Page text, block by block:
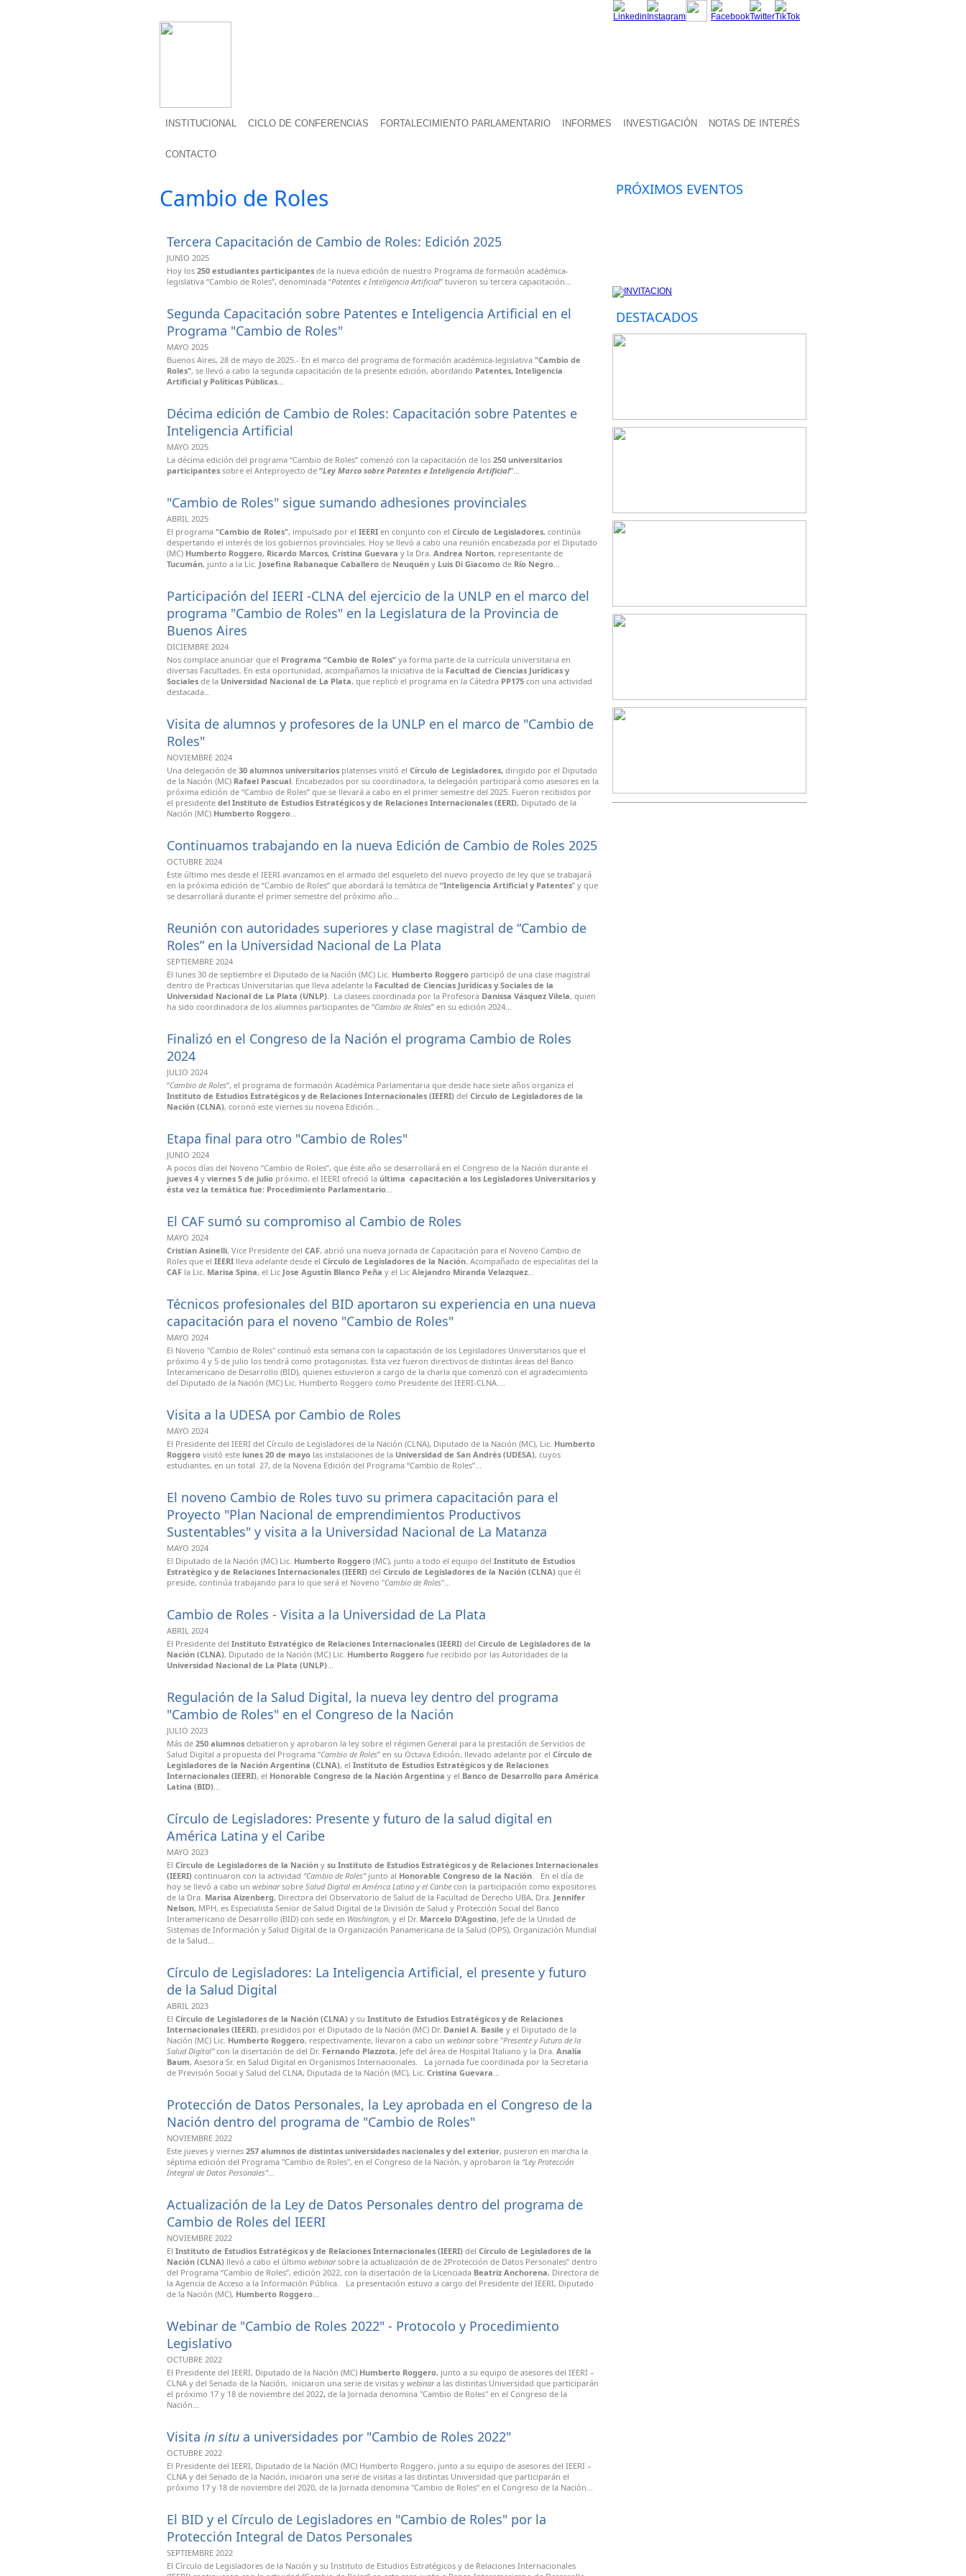
INSTITUCIONAL CICLO DE CONFERENCIAS FORTALECIMIENTO PARLAMENTARIO INFORMES INVESTIGACIÓN NOTAS DE INTERÉS
CONTACTO
Cambio de Roles
Tercera Capacitación de Cambio de Roles: Edición 2025
JUNIO 2025
Hoy los 250 estudiantes participantes de la nueva edición de nuestro Programa de formación académica-
legislativa “Cambio de Roles”, denominada “Patentes e Inteligencia Artificial” tuvieron su tercera capacitación...
Segunda Capacitación sobre Patentes e Inteligencia Artificial en el
Programa "Cambio de Roles"
MAYO 2025
Buenos Aires, 28 de mayo de 2025.- En el marco del programa de formación académica-legislativa "Cambio de
Roles", se llevó a cabo la segunda capacitación de la presente edición, abordando Patentes, Inteligencia
Artificial y Políticas Públicas...
Décima edición de Cambio de Roles: Capacitación sobre Patentes e
Inteligencia Artificial
MAYO 2025
La décima edición del programa “Cambio de Roles” comenzó con la capacitación de los 250 universitarios
participantes sobre el Anteproyecto de “Ley Marco sobre Patentes e Inteligencia Artificial”...
"Cambio de Roles" sigue sumando adhesiones provinciales
ABRIL 2025
El programa "Cambio de Roles", impulsado por el IEERI en conjunto con el Círculo de Legisladores, continúa
despertando el interés de los gobiernos provinciales. Hoy se llevó a cabo una reunión encabezada por el Diputado
(MC) Humberto Roggero, Ricardo Marcos, Cristina Guevara y la Dra. Andrea Norton, representante de
Tucumán, junto a la Lic. Josefina Rabanaque Caballero de Neuquén y Luis Di Giacomo de Río Negro...
Participación del IEERI -CLNA del ejercicio de la UNLP en el marco del
programa "Cambio de Roles" en la Legislatura de la Provincia de
Buenos Aires
DICIEMBRE 2024
Nos complace anunciar que el Programa “Cambio de Roles” ya forma parte de la currícula universitaria en
diversas Facultades. En esta oportunidad, acompañamos la iniciativa de la Facultad de Ciencias Jurídicas y
Sociales de la Universidad Nacional de La Plata, que replicó el programa en la Cátedra PP175 con una actividad
destacada...
Visita de alumnos y profesores de la UNLP en el marco de "Cambio de
Roles"
NOVIEMBRE 2024
Una delegación de 30 alumnos universitarios platenses visitó el Círculo de Legisladores, dirigido por el Diputado
de la Nación (MC) Rafael Pascual. Encabezados por su coordinadora, la delegación participará como asesores en la
próxima edición de “Cambio de Roles” que se llevará a cabo en el primer semestre del 2025. Fueron recibidos por
el presidente del Instituto de Estudios Estratégicos y de Relaciones Internacionales (EERI), Diputado de la
Nación (MC) Humberto Roggero...
Continuamos trabajando en la nueva Edición de Cambio de Roles 2025
OCTUBRE 2024
Este último mes desde el IEERI avanzamos en el armado del esqueleto del nuevo proyecto de ley que se trabajará
en la próxima edición de “Cambio de Roles” que abordará la temática de “Inteligencia Artificial y Patentes” y que
se desarrollará durante el primer semestre del próximo año...
Reunión con autoridades superiores y clase magistral de “Cambio de
Roles” en la Universidad Nacional de La Plata
SEPTIEMBRE 2024
El lunes 30 de septiembre el Diputado de la Nación (MC) Lic. Humberto Roggero participó de una clase magistral
dentro de Practicas Universitarias que lleva adelante la Facultad de Ciencias Jurídicas y Sociales de la
Universidad Nacional de La Plata (UNLP). La clasees coordinada por la Profesora Danissa Vásquez Vilela, quien
ha sido coordinadora de los alumnos participantes de “Cambio de Roles” en su edición 2024...
Finalizó en el Congreso de la Nación el programa Cambio de Roles
2024
JULIO 2024
“Cambio de Roles”, el programa de formación Académica Parlamentaria que desde hace siete años organiza el
Instituto de Estudios Estratégicos y de Relaciones Internacionales (IEERI) del Circulo de Legisladores de la
Nación (CLNA), coronó este viernes su novena Edición...
Etapa final para otro "Cambio de Roles"
JUNIO 2024
A pocos días del Noveno “Cambio de Roles”, que éste año se desarrollará en el Congreso de la Nación durante el
jueves 4 y viernes 5 de julio próximo, el IEERI ofreció la última capacitación a los Legisladores Universitarios y
ésta vez la temática fue: Procedimiento Parlamentario...
El CAF sumó su compromiso al Cambio de Roles
MAYO 2024
Cristian Asinelli, Vice Presidente del CAF, abrió una nueva jornada de Capacitación para el Noveno Cambio de
Roles que el IEERI lleva adelante desde el Círculo de Legisladores de la Nación. Acompañado de especialitas del la
CAF la Lic. Marisa Spina, el Lic Jose Agustín Blanco Peña y el Lic Alejandro Miranda Velazquez...
Técnicos profesionales del BID aportaron su experiencia en una nueva
capacitación para el noveno "Cambio de Roles"
MAYO 2024
El Noveno "Cambio de Roles" continuó esta semana con la capacitación de los Legisladores Universitarios que el
próximo 4 y 5 de julio los tendrá como protagonistas. Esta vez fueron directivos de distintas áreas del Banco
Interamericano de Desarrollo (BID), quienes estuvieron a cargo de la charla que comenzó con el agradecimiento
del Diputado de la Nación (MC) Lic. Humberto Roggero como Presidente del IEERI-CLNA....
Visita a la UDESA por Cambio de Roles
MAYO 2024
El Presidente del IEERI del Círculo de Legisladores de la Nación (CLNA), Diputado de la Nación (MC), Lic. Humberto
Roggero visitó este lunes 20 de mayo las instalaciones de la Universidad de San Andrés (UDESA), cuyos
estudiantes, en un total 27, de la Novena Edición del Programa “Cambio de Roles”...
El noveno Cambio de Roles tuvo su primera capacitación para el
Proyecto "Plan Nacional de emprendimientos Productivos
Sustentables" y visita a la Universidad Nacional de La Matanza
MAYO 2024
El Diputado de la Nación (MC) Lic. Humberto Roggero (MC), junto a todo el equipo del Instituto de Estudios
Estratégico y de Relaciones Internacionales (IEERI) del Circulo de Legisladores de la Nación (CLNA) que él
preside, continúa trabajando para lo que será el Noveno "Cambio de Roles"...
Cambio de Roles - Visita a la Universidad de La Plata
ABRIL 2024
El Presidente del Instituto Estratégico de Relaciones Internacionales (IEERI) del Circulo de Legisladores de la
Nación (CLNA), Diputado de la Nación (MC) Lic. Humberto Roggero fue recibido por las Autoridades de la
Universidad Nacional de La Plata (UNLP)...
Regulación de la Salud Digital, la nueva ley dentro del programa
"Cambio de Roles" en el Congreso de la Nación
JULIO 2023
Más de 250 alumnos debatieron y aprobaron la ley sobre el régimen General para la prestación de Servicios de
Salud Digital a propuesta del Programa “Cambio de Roles” en su Octava Edición, llevado adelante por el Círculo de
Legisladores de la Nación Argentina (CLNA), el Instituto de Estudios Estratégicos y de Relaciones
Internacionales (IEERI), el Honorable Congreso de la Nación Argentina y el Banco de Desarrollo para América
Latina (BID)...
Círculo de Legisladores: Presente y futuro de la salud digital en
América Latina y el Caribe
MAYO 2023
El Círculo de Legisladores de la Nación y su Instituto de Estudios Estratégicos y de Relaciones Internacionales
(IEERI) continuaron con la actividad “Cambio de Roles”junto al Honorable Congreso de la Nación. En el día de
hoy se llevó a cabo un webinarsobre Salud Digital en América Latina y el Caribe con la participación como expositores
de la Dra. Marisa Aizenberg, Directora del Observatorio de Salud de la Facultad de Derecho UBA, Dra. Jennifer
Nelson, MPH, es Especialista Senior de Salud Digital de la División de Salud y Protección Social del Banco
Interamericano de Desarrollo (BID) con sede en Washington, y el Dr. Marcelo D'Agostino, Jefe de la Unidad de
Sistemas de Información y Salud Digital de la Organización Panamericana de la Salud (OPS), Organización Mundial
de la Salud...
Círculo de Legisladores: La Inteligencia Artificial, el presente y futuro
de la Salud Digital
ABRIL 2023
El Círculo de Legisladores de la Nación (CLNA) y su Instituto de Estudios Estratégicos y de Relaciones
Internacionales (IEERI), presididos por el Diputado de la Nación (MC) Dr. Daniel A. Basile y el Diputado de la
Nación (MC) Lic. Humberto Roggero, respectivamente, llevaron a cabo un webinarsobre "Presente y Futuro de la
Salud Digital”con la disertación de del Dr. Fernando Plazzota, Jefe del área de Hospital Italiano y la Dra. Analía
Baum, Asesora Sr. en Salud Digital en Organismos Internacionales. La jornada fue coordinada por la Secretaria
de Previsión Social y Salud del CLNA, Diputada de la Nación (MC), Lic. Cristina Guevara...
Protección de Datos Personales, la Ley aprobada en el Congreso de la
Nación dentro del programa de "Cambio de Roles"
NOVIEMBRE 2022
Este jueves y viernes 257 alumnos de distintas universidades nacionales y del exterior, pusieron en marcha la
séptima edición del Programa "Cambio de Roles", en el Congreso de la Nación, y aprobaron la “Ley Protección
Integral de Datos Personales”...
Actualización de la Ley de Datos Personales dentro del programa de
Cambio de Roles del IEERI
NOVIEMBRE 2022
El Instituto de Estudios Estratégicos y de Relaciones Internacionales (IEERI) del Círculo de Legisladores de la
Nación (CLNA) llevó a cabo el último webinarsobre la actualización de de 2Protección de Datos Personales” dentro
del Programa “Cambio de Roles”, edición 2022, con la disertación de la Licenciada Beatriz Anchorena, Directora de
la Agencia de Acceso a la Información Pública. La presentación estuvo a cargo del Presidente del IEERI, Diputado
de la Nación (MC), Humberto Roggero...
Webinar de "Cambio de Roles 2022" - Protocolo y Procedimiento
Legislativo
OCTUBRE 2022
El Presidente del IEERI, Diputado de la Nación (MC) Humberto Roggero, junto a su equipo de asesores del IEERI –
CLNA y del Senado de la Nación, iniciaron una serie de visitas y webinara las distintas Universidad que participarán
el próximo 17 y 18 de noviembre del 2022, de la Jornada denomina "Cambio de Roles" en el Congreso de la
Nación...
Visita in situ a universidades por "Cambio de Roles 2022"
OCTUBRE 2022
El Presidente del IEERI, Diputado de la Nación (MC) Humberto Roggero, junto a su equipo de asesores del IEERI –
CLNA y del Senado de la Nación, iniciaron una serie de visitas a las distintas Universidad que participarán el
próximo 17 y 18 de noviembre del 2020, de la Jornada denomina "Cambio de Roles" en el Congreso de la Nación...
El BID y el Círculo de Legisladores en "Cambio de Roles" por la
Protección Integral de Datos Personales
SEPTIEMBRE 2022
El Círculo de Legisladores de la Nación y su Instituto de Estudios Estratégicos y de Relaciones Internacionales
PRÓXIMOS EVENTOS
DESTACADOS